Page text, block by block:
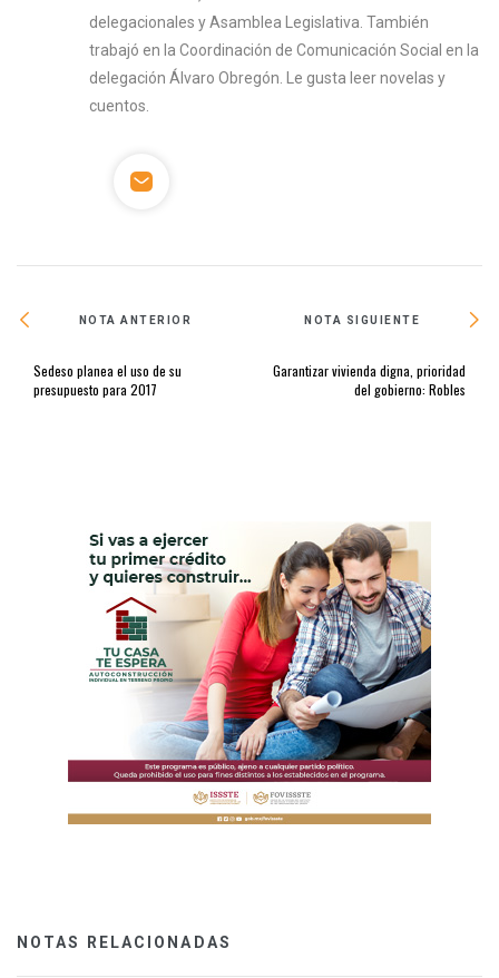
delegacionales y Asamblea Legislativa. También
trabajó en la Coordinación de Comunicación Social en la
delegación Álvaro Obregón. Le gusta leer novelas y
cuentos.
NOTA ANTERIOR
Sedeso planea el uso de su
presupuesto para 2017
NOTA SIGUIENTE
Garantizar vivienda digna, prioridad
del gobierno: Robles
NOTAS RELACIONADAS